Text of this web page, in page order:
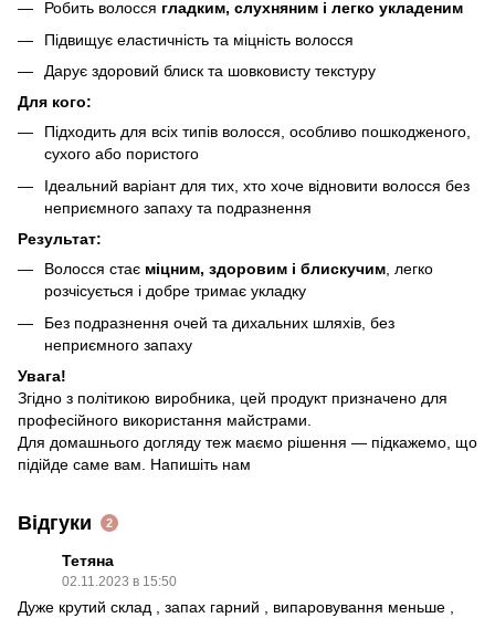
Робить волосся гладким, слухняним і легко укладеним
Підвищує еластичність та міцність волосся
Дарує здоровий блиск та шовковисту текстуру
Для кого:
Підходить для всіх типів волосся, особливо пошкодженого,
сухого або пористого
Ідеальний варіант для тих, хто хоче відновити волосся без
неприємного запаху та подразнення
Результат:
Волосся стає міцним, здоровим і блискучим , легко
розчісується і добре тримає укладку
Без подразнення очей та дихальних шляхів, без
неприємного запаху
Увага!
Згідно з політикою виробника, цей продукт призначено для
професійного використання майстрами.
Для домашнього догляду теж маємо рішення — підкажемо, що
підійде саме вам. Напишіть нам
Відгуки 2
Тетяна
02.11.2023 в 15:50
Дуже крутий склад , запах гарний , випаровування меньше ,